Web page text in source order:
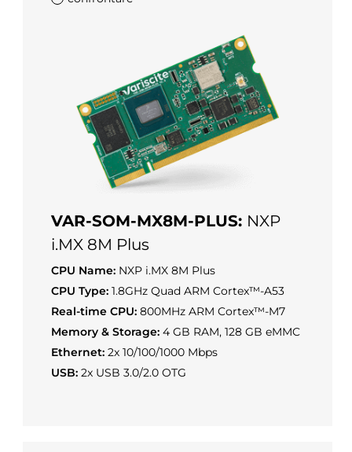
VAR-SOM-MX8M-PLUS: NXP
i.MX 8M Plus
CPU Name: NXP i.MX 8M Plus
CPU Type: 1.8GHz Quad ARM Cortex™-A53
Real-time CPU: 800MHz ARM Cortex™-M7
Memory & Storage: 4 GB RAM, 128 GB eMMC
Ethernet: 2x 10/100/1000 Mbps
USB: 2x USB 3.0/2.0 OTG